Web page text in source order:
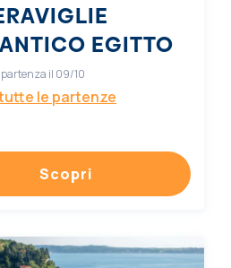
EGITTO
il 09/10
le partenze
Scopri